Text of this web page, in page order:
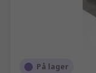
På lager